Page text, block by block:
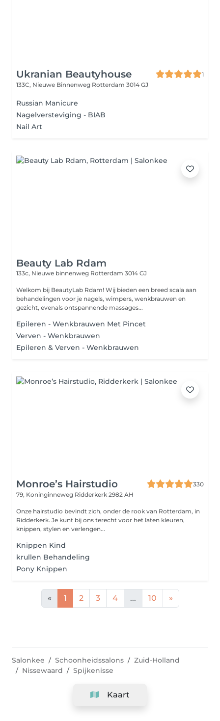
Ukranian Beautyhouse
1
133C, Nieuwe Binnenweg Rotterdam 3014 GJ
Russian Manicure
Nagelversteviging - BIAB
Nail Art
Beauty Lab Rdam
133c, Nieuwe binnenweg Rotterdam 3014 GJ
Welkom bij BeautyLab Rdam! Wij bieden een breed scala aan
behandelingen voor je nagels, wimpers, wenkbrauwen en
gezicht, evenals ontspannende massages...
Epileren - Wenkbrauwen Met Pincet
Verven - Wenkbrauwen
Epileren & Verven - Wenkbrauwen
Monroe’s Hairstudio
330
79, Koninginneweg Ridderkerk 2982 AH
Onze hairstudio bevindt zich, onder de rook van Rotterdam, in
Ridderkerk. Je kunt bij ons terecht voor het laten kleuren,
knippen, stylen en verlengen...
Knippen Kind
krullen Behandeling
Pony Knippen
« 1 2 3 4 ... 10 »
Kaart
Salonkee Schoonheidssalons
Zuid-Holland
Nissewaard
Spijkenisse